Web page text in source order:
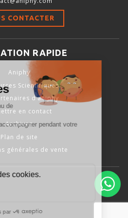
EXPLORATOIRE
MOTEUR
CHARBON ACTIF
CONTACTER
RAPIDE
Aniphy
Scientifiques
d’aniphy
en contact
Archives
Plan de site
générales de vente